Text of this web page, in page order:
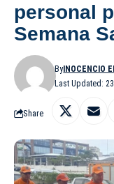
personal
Semana
Last Updated:
ByINOCENCIO
Share